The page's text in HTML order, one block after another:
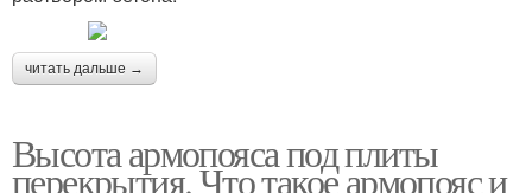
читать дальше →
Высота армопояса под плиты
перекрытия. Что такое армопояс и